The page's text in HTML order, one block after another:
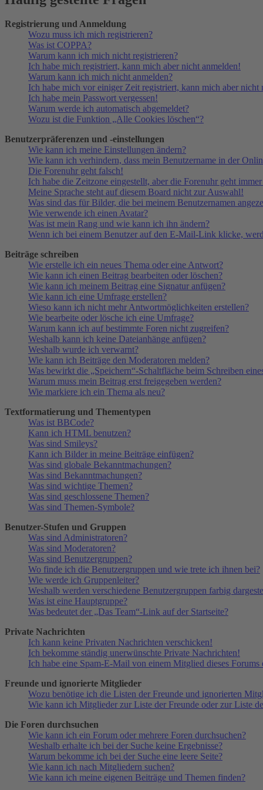
Registrierung und Anmeldung
Wozu muss ich mich registrieren?
Was ist COPPA?
Warum kann ich mich nicht registrieren?
Ich habe mich registriert, kann mich aber nicht anmelden!
Warum kann ich mich nicht anmelden?
Ich habe mich vor einiger Zeit registriert, kann mich aber nicht
Ich habe mein Passwort vergessen!
Warum werde ich automatisch abgemeldet?
Wozu ist die Funktion „Alle Cookies löschen“?
Benutzerpräferenzen und -einstellungen
Wie kann ich meine Einstellungen ändern?
Wie kann ich verhindern, dass mein Benutzername in der
Die Forenuhr geht falsch!
Ich habe die Zeitzone eingestellt, aber die Forenuhr geht
Meine Sprache steht auf diesem Board nicht zur Auswahl!
Was sind das für Bilder, die bei meinem Benutzernamen
Wie verwende ich einen Avatar?
Was ist mein Rang und wie kann ich ihn ändern?
Wenn ich bei einem Benutzer auf den E-Mail-Link klicke,
Beiträge schreiben
Wie erstelle ich ein neues Thema oder eine Antwort?
Wie kann ich einen Beitrag bearbeiten oder löschen?
Wie kann ich meinem Beitrag eine Signatur anfügen?
Wie kann ich eine Umfrage erstellen?
Wieso kann ich nicht mehr Antwortmöglichkeiten erstellen?
Wie bearbeite oder lösche ich eine Umfrage?
Warum kann ich auf bestimmte Foren nicht zugreifen?
Weshalb kann ich keine Dateianhänge anfügen?
Weshalb wurde ich verwarnt?
Wie kann ich Beiträge den Moderatoren melden?
Was bewirkt die „Speichern“-Schaltfläche beim Schreiben
Warum muss mein Beitrag erst freigegeben werden?
Wie markiere ich ein Thema als neu?
Textformatierung und Thementypen
Was ist BBCode?
Kann ich HTML benutzen?
Was sind Smileys?
Kann ich Bilder in meine Beiträge einfügen?
Was sind globale Bekanntmachungen?
Was sind Bekanntmachungen?
Was sind wichtige Themen?
Was sind geschlossene Themen?
Was sind Themen-Symbole?
Benutzer-Stufen und Gruppen
Was sind Administratoren?
Was sind Moderatoren?
Was sind Benutzergruppen?
Wo finde ich die Benutzergruppen und wie trete ich ihnen bei?
Wie werde ich Gruppenleiter?
Weshalb werden verschiedene Benutzergruppen farbig
Was ist eine Hauptgruppe?
Was bedeutet der „Das Team“-Link auf der Startseite?
Private Nachrichten
Ich kann keine Privaten Nachrichten verschicken!
Ich bekomme ständig unerwünschte Private Nachrichten!
Ich habe eine Spam-E-Mail von einem Mitglied dieses Forums
Freunde und ignorierte Mitglieder
Wozu benötige ich die Listen der Freunde und ignorierten
Wie kann ich Mitglieder zur Liste der Freunde oder zur Liste
Die Foren durchsuchen
Wie kann ich ein Forum oder mehrere Foren durchsuchen?
Weshalb erhalte ich bei der Suche keine Ergebnisse?
Warum bekomme ich bei der Suche eine leere Seite?
Wie kann ich nach Mitgliedern suchen?
Wie kann ich meine eigenen Beiträge und Themen finden?